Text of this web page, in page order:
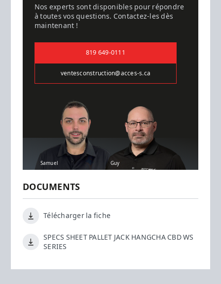
Nos experts sont disponibles pour répondre
à toutes vos questions. Contactez-les dès
maintenant !
819 649-0111
ventesconstruction@acces-s.ca
Samuel Guy
DOCUMENTS
Télécharger la fiche
SPECS SHEET PALLET JACK HANGCHA CBD WS
SERIES